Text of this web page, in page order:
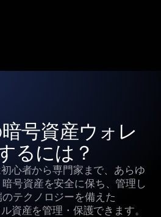
号資産ウォレ
るには？
心者から専門家まで、あらゆ
号資産を安全に保ち、管理し
テクノロジーを備えた
資産を管理・保護できます。